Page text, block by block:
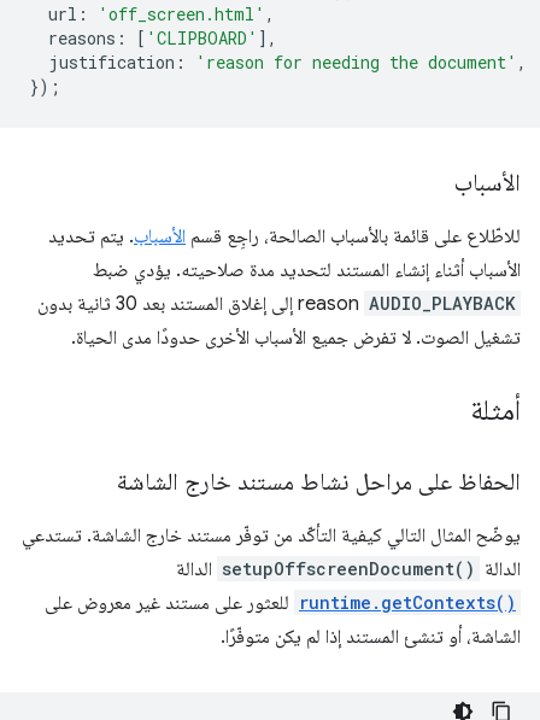
url : 'off_screen.html' ,
reasons : [ 'CLIPBOARD' ],
justification : 'reason for needing the document' ,
});
الأسباب
للاطّلاع على قائمة بالأسباب الصالحة، راجِع قسم الأسباب. يتم تحديد
الأسباب أثناء إنشاء المستند لتحديد مدة صلاحيته. يؤدي ضبط
AUDIO_PLAYBACK
reason إلى إغلاق المستند بعد 30 ثانية بدون
تشغيل الصوت. لا تفرض جميع الأسباب الأخرى حدودًا مدى الحياة.
أمثلة
الحفاظ على مراحل نشاط مستند خارج الشاشة
يوضّح المثال التالي كيفية التأكّد من توفّر مستند خارج الشاشة. تستدعي
الدالة setupOffscreenDocument() الدالة
runtime.getContexts() للعثور على مستند غير معروض على
الشاشة، أو تنشئ المستند إذا لم يكن متوفّرًا.